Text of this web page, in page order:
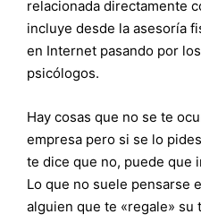
relacionada directamente
incluye desde la asesoría
en Internet pasando por
psicólogos.
Hay cosas que no se te
empresa pero si se lo
te dice que no, puede que
Lo que no suele pensarse
alguien que te «regale» su